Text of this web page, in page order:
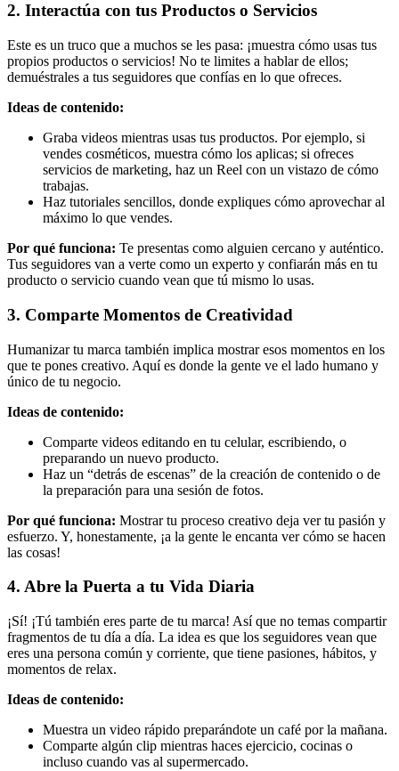
2. Interactúa con tus Productos o Servicios
Este es un truco que a muchos se les pasa: ¡muestra cómo usas tus
propios productos o servicios! No te limites a hablar de ellos;
demuéstrales a tus seguidores que confías en lo que ofreces.
Ideas de contenido:
Graba videos mientras usas tus productos. Por ejemplo, si
vendes cosméticos, muestra cómo los aplicas; si ofreces
servicios de marketing, haz un Reel con un vistazo de cómo
trabajas.
Haz tutoriales sencillos, donde expliques cómo aprovechar al
máximo lo que vendes.
Por qué funciona: Te presentas como alguien cercano y auténtico.
Tus seguidores van a verte como un experto y confiarán más en tu
producto o servicio cuando vean que tú mismo lo usas.
3. Comparte Momentos de Creatividad
Humanizar tu marca también implica mostrar esos momentos en los
que te pones creativo. Aquí es donde la gente ve el lado humano y
único de tu negocio.
Ideas de contenido:
Comparte videos editando en tu celular, escribiendo, o
preparando un nuevo producto.
Haz un “detrás de escenas” de la creación de contenido o de
la preparación para una sesión de fotos.
Por qué funciona: Mostrar tu proceso creativo deja ver tu pasión y
esfuerzo. Y, honestamente, ¡a la gente le encanta ver cómo se hacen
las cosas!
4. Abre la Puerta a tu Vida Diaria
¡Sí! ¡Tú también eres parte de tu marca! Así que no temas compartir
fragmentos de tu día a día. La idea es que los seguidores vean que
eres una persona común y corriente, que tiene pasiones, hábitos, y
momentos de relax.
Ideas de contenido:
Muestra un video rápido preparándote un café por la mañana.
Comparte algún clip mientras haces ejercicio, cocinas o
incluso cuando vas al supermercado.